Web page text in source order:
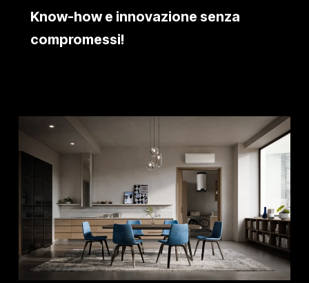
Know-how e innovazione senza
compromessi!